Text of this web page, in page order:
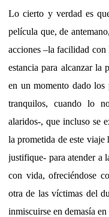
Lo cierto y verdad es
película que, de
acciones –la facilidad con
estancia para alcanzar la
en un momento dado los
tranquilos, cuando lo
alaridos-, que incluso se
la prometida de este viaje
justifique- para atender a
con vida, ofreciéndose
otra de las víctimas del
inmiscuirse en demasía